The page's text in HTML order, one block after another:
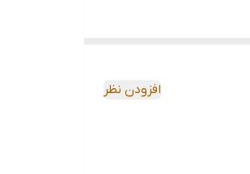
افزودن نظر